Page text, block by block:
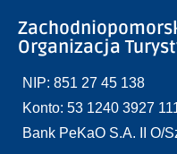
Organizacja
NIP: 851 27 45 138
Konto: 53 1240 3927
Bank PeKaO S.A. II O/